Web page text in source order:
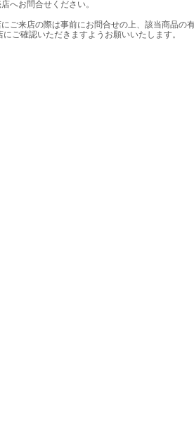
へお問合せください。
ご来店の際は事前にお問合せの上、該当商品の
ご確認いただきますようお願いいたします。